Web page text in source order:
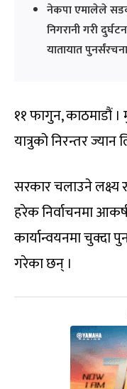
नेकपा एमालेले
निगरानी गरी
यातायात
११ फागुन, काठमाडौं
यात्रुको निरन्तर
सरकार चलाउने लक्ष्य
हरेक निर्वाचनमा
कार्यान्वयनमा चुक्दा
गरेका छन् ।